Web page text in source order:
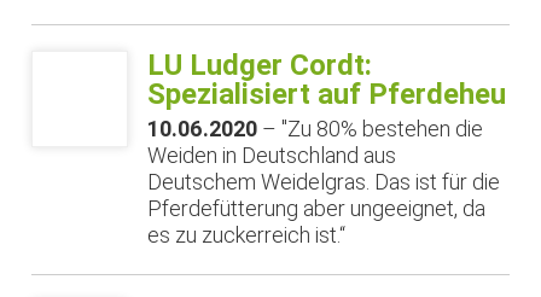
LU Ludger Cordt:
Spezialisiert auf Pferdeheu
10.06.2020 – "Zu 80% bestehen die
Weiden in Deutschland aus
Deutschem Weidelgras. Das ist für die
Pferdefütterung aber ungeeignet, da
es zu zuckerreich ist.“